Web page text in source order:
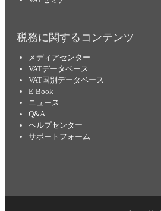
税務に関するコンテンツ
メディアセンター
VATデータベース
VAT国別データベース
E-Book
ニュース
Q&A
ヘルプセンター
サポートフォーム